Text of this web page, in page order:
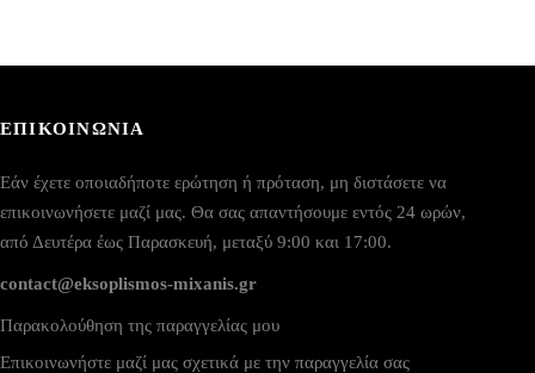
ΕΠΙΚΟΙΝΩΝΙΑ
Εάν έχετε οποιαδήποτε ερώτηση ή πρόταση, μη διστάσετε να
επικοινωνήσετε μαζί μας. Θα σας απαντήσουμε εντός 24 ωρών,
από Δευτέρα έως Παρασκευή, μεταξύ 9:00 και 17:00.
contact@eksoplismos-mixanis.gr
Παρακολούθηση της παραγγελίας μου
Επικοινωνήστε μαζί μας σχετικά με την παραγγελία σας